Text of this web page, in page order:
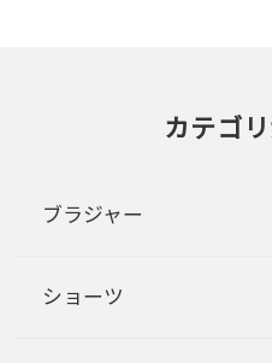
カテゴ
ブラジャー
ショーツ